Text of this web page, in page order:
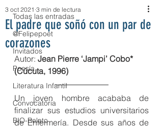
Todas las entradas
@Felipepoet
Invitados
Poesía
Literatura Infantil
Convocatoria
BIO-Relato
El padre que soñó con un par de
corazones
3 oct 2021 3 min de lectura
Autor: Jean Pierre ‘Jampi’ Cobo*
(Cúcuta, 1996)
Un joven hombre acababa de
finalizar sus estudios universitarios
de Enfermería. Desde sus años de